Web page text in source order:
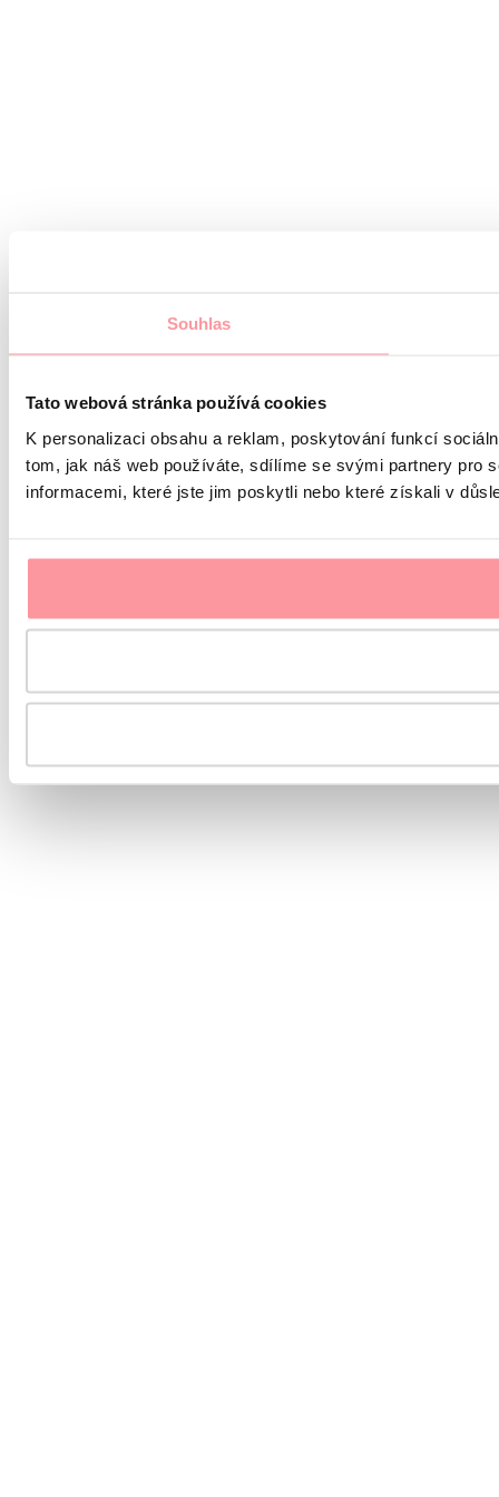
Souhlas
Tato webová stránka používá cookies
K personalizaci obsahu a reklam, poskytování funkcí
tom, jak náš web používáte, sdílíme se svými partnery pro
informacemi, které jste jim poskytli nebo které získali v